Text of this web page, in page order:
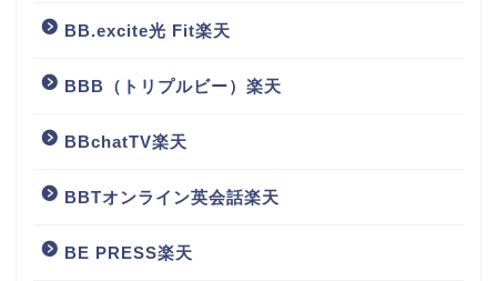
BB.excite光 Fit楽天
BBB（トリプルビー）楽天
BBchatTV楽天
BBTオンライン英会話楽天
BE PRESS楽天